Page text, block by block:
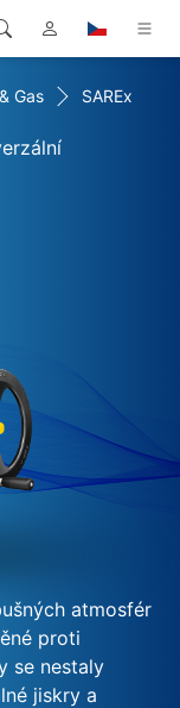
Gas SAREx
atmosfér
proti
se nestaly
jiskry a